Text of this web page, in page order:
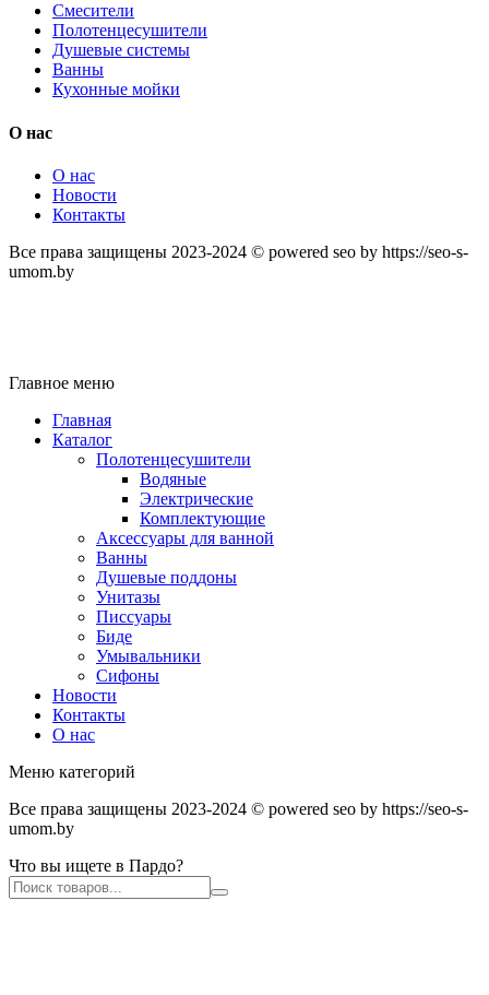
Смесители
Полотенцесушители
Душевые системы
Ванны
Кухонные мойки
О нас
О нас
Новости
Контакты
Все права защищены 2023-2024 © powered seo by https://seo-s-
umom.by
Главное меню
Главная
Каталог
Полотенцесушители
Водяные
Электрические
Комплектующие
Аксессуары для ванной
Ванны
Душевые поддоны
Унитазы
Писсуары
Биде
Умывальники
Сифоны
Новости
Контакты
О нас
Меню категорий
Все права защищены 2023-2024 © powered seo by https://seo-s-
umom.by
Что вы ищете в Пардо?